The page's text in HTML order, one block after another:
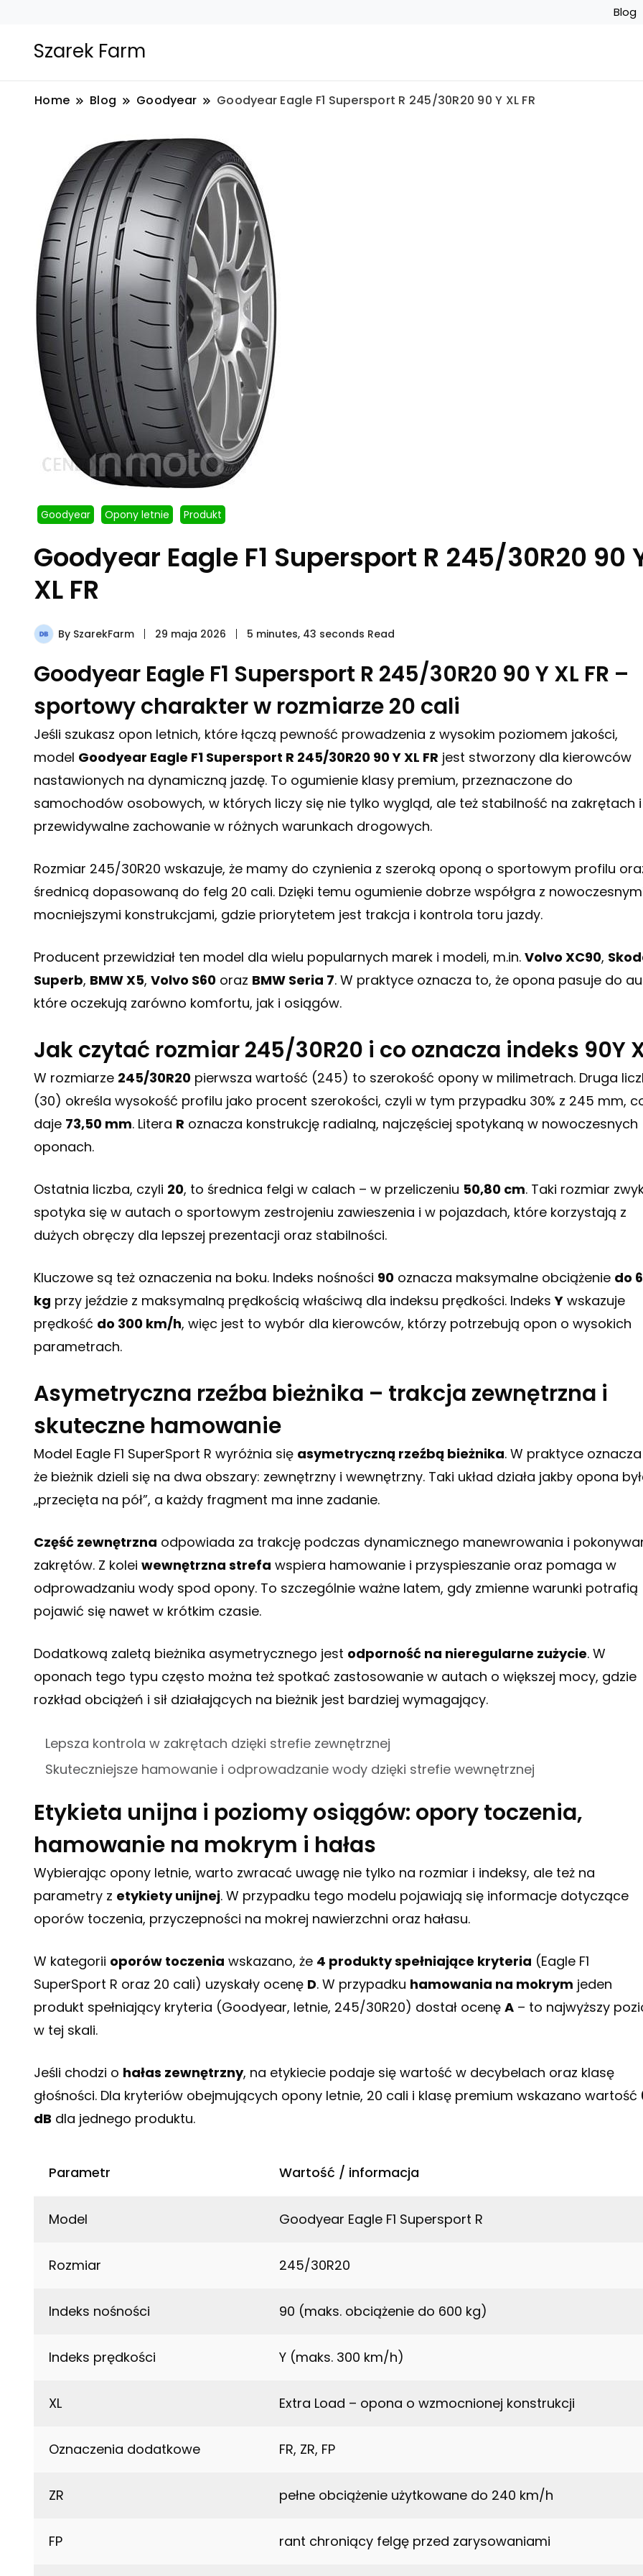
Blog
Szarek Farm
Home Blog Goodyear Goodyear Eagle F1 Supersport R 245/30R20 90 Y XL FR
Goodyear Opony letnie Produkt
Goodyear Eagle F1 Supersport R 245/30R20 90
XL FR
By SzarekFarm 29 maja 2026 5 minutes, 43 seconds Read
Goodyear Eagle F1 Supersport R 245/30R20 90 Y XL FR –
sportowy charakter w rozmiarze 20 cali
Jeśli szukasz opon letnich, które łączą pewność prowadzenia z wysokim poziomem jakości,
model Goodyear Eagle F1 Supersport R 245/30R20 90 Y XL FR jest stworzony dla kierowców
nastawionych na dynamiczną jazdę. To ogumienie klasy premium, przeznaczone do
samochodów osobowych, w których liczy się nie tylko wygląd, ale też stabilność na zakrętach i
przewidywalne zachowanie w różnych warunkach drogowych.
Rozmiar 245/30R20 wskazuje, że mamy do czynienia z szeroką oponą o sportowym profilu
średnicą dopasowaną do felg 20 cali. Dzięki temu ogumienie dobrze współgra z
mocniejszymi konstrukcjami, gdzie priorytetem jest trakcja i kontrola toru jazdy.
Producent przewidział ten model dla wielu popularnych marek i modeli, m.in. Volvo XC90,
Superb, BMW X5, Volvo S60 oraz BMW Seria 7. W praktyce oznacza to, że opona pasuje do
które oczekują zarówno komfortu, jak i osiągów.
Jak czytać rozmiar 245/30R20 i co oznacza indeks 90Y
W rozmiarze 245/30R20 pierwsza wartość (245) to szerokość opony w milimetrach. Druga
(30) określa wysokość profilu jako procent szerokości, czyli w tym przypadku 30% z 245 mm,
daje 73,50 mm. Litera R oznacza konstrukcję radialną, najczęściej spotykaną w nowoczesnych
oponach.
Ostatnia liczba, czyli 20, to średnica felgi w calach – w przeliczeniu 50,80 cm. Taki rozmiar
spotyka się w autach o sportowym zestrojeniu zawieszenia i w pojazdach, które korzystają z
dużych obręczy dla lepszej prezentacji oraz stabilności.
Kluczowe są też oznaczenia na boku. Indeks nośności 90 oznacza maksymalne obciążenie do
kg przy jeździe z maksymalną prędkością właściwą dla indeksu prędkości. IndeksY wskazuje
prędkość do 300 km/h, więc jest to wybór dla kierowców, którzy potrzebują opon o wysokich
parametrach.
Asymetryczna rzeźba bieżnika – trakcja zewnętrzna i
skuteczne hamowanie
Model Eagle F1 SuperSport R wyróżnia się asymetryczną rzeźbą bieżnika. W praktyce
że bieżnik dzieli się na dwa obszary: zewnętrzny i wewnętrzny. Taki układ działa jakby opona
„przecięta na pół”, a każdy fragment ma inne zadanie.
Część zewnętrzna odpowiada za trakcję podczas dynamicznego manewrowania i
zakrętów. Z kolei wewnętrzna strefa wspiera hamowanie i przyspieszanie oraz pomaga w
odprowadzaniu wody spod opony. To szczególnie ważne latem, gdy zmienne warunki potrafią
pojawić się nawet w krótkim czasie.
Dodatkową zaletą bieżnika asymetrycznego jest odporność na nieregularne zużycie. W
oponach tego typu często można też spotkać zastosowanie w autach o większej mocy, gdzie
rozkład obciążeń i sił działających na bieżnik jest bardziej wymagający.
Lepsza kontrola w zakrętach dzięki strefie zewnętrznej
Skuteczniejsze hamowanie i odprowadzanie wody dzięki strefie wewnętrznej
Etykieta unijna i poziomy osiągów: opory toczenia,
hamowanie na mokrym i hałas
Wybierając opony letnie, warto zwracać uwagę nie tylko na rozmiar i indeksy, ale też na
parametry z etykiety unijnej. W przypadku tego modelu pojawiają się informacje dotyczące
oporów toczenia, przyczepności na mokrej nawierzchni oraz hałasu.
W kategorii oporów toczenia wskazano, że 4 produkty spełniające kryteria (Eagle F1
SuperSport R oraz 20 cali) uzyskały ocenę D. W przypadku hamowania na mokrym jeden
produkt spełniający kryteria (Goodyear, letnie, 245/30R20) dostał ocenę A – to najwyższy
w tej skali.
Jeśli chodzi o hałas zewnętrzny, na etykiecie podaje się wartość w decybelach oraz klasę
głośności. Dla kryteriów obejmujących opony letnie, 20 cali i klasę premium wskazano wartość
dB dla jednego produktu.
Parametr Wartość / informacja
Model Goodyear Eagle F1 Supersport R
Rozmiar 245/30R20
Indeks nośności 90 (maks. obciążenie do 600 kg)
Indeks prędkości Y (maks. 300 km/h)
XL Extra Load – opona o wzmocnionej konstrukcji
Oznaczenia dodatkowe FR, ZR, FP
ZR pełne obciążenie użytkowane do 240 km/h
FP rant chroniący felgę przed zarysowaniami